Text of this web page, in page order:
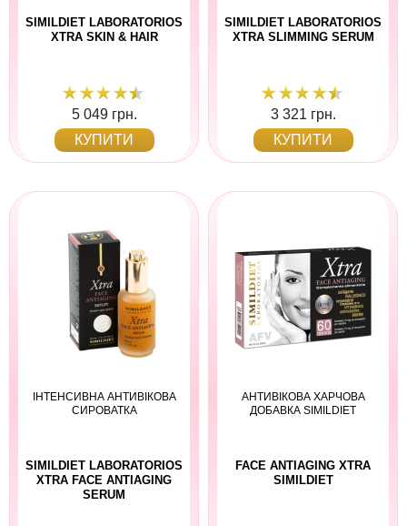
SIMILDIET LABORATORIOS
XTRA SKIN & HAIR
5 049 грн.
КУПИТИ
SIMILDIET LABORATORIOS
XTRA SLIMMING SERUM
3 321 грн.
КУПИТИ
ІНТЕНСИВНА АНТИВІКОВА
СИРОВАТКА
SIMILDIET LABORATORIOS
XTRA FACE ANTIAGING
SERUM
АНТИВІКОВА ХАРЧОВА
ДОБАВКА SIMILDIET
FACE ANTIAGING XTRA
SIMILDIET